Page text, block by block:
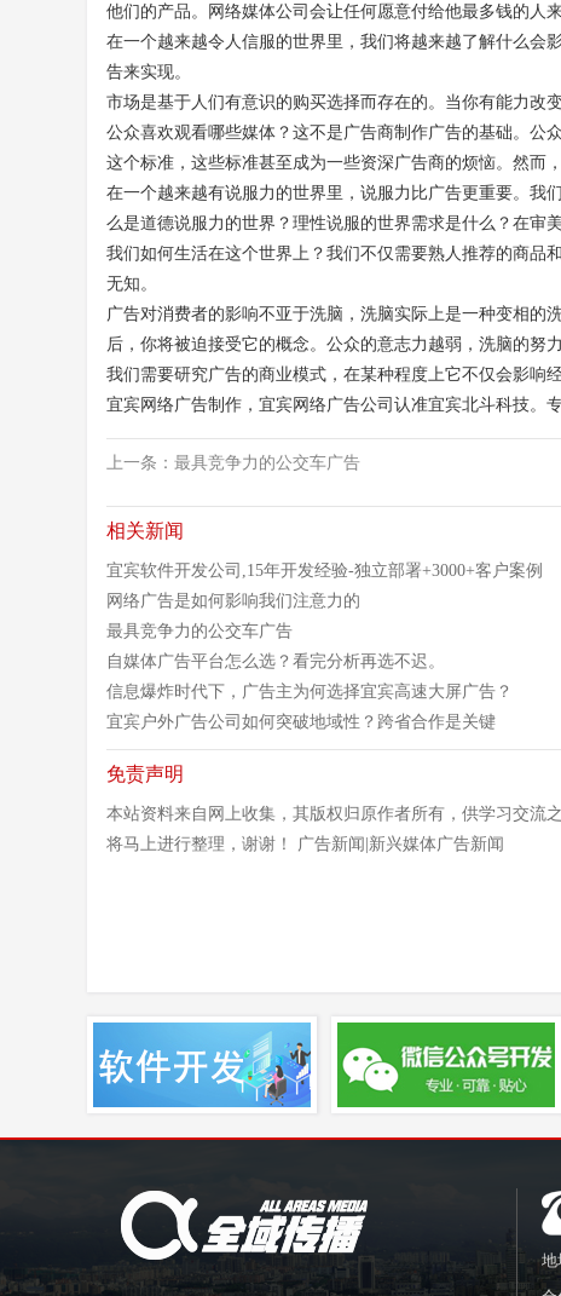
他们的产品。网络媒体公司会让任何愿意付给他最多钱的人
在一个越来越令人信服的世界里，我们将越来越了解什么会
告来实现。
市场是基于人们有意识的购买选择而存在的。当你有能力改
公众喜欢观看哪些媒体？这不是广告商制作广告的基础。公
这个标准，这些标准甚至成为一些资深广告商的烦恼。然而
在一个越来越有说服力的世界里，说服力比广告更重要。我
么是道德说服力的世界？理性说服的世界需求是什么？在审
我们如何生活在这个世界上？我们不仅需要熟人推荐的商品
无知。
广告对消费者的影响不亚于洗脑，洗脑实际上是一种变相的
后，你将被迫接受它的概念。公众的意志力越弱，洗脑的努力
我们需要研究广告的商业模式，在某种程度上它不仅会影响
宜宾网络广告制作，宜宾网络广告公司认准宜宾北斗科技。
上一条： 最具竞争力的公交车广告
相关新闻
宜宾软件开发公司,15年开发经验-独立部署+3000+客户案例
网络广告是如何影响我们注意力的
最具竞争力的公交车广告
自媒体广告平台怎么选？看完分析再选不迟。
信息爆炸时代下，广告主为何选择宜宾高速大屏广告？
宜宾户外广告公司如何突破地域性？跨省合作是关键
免责声明
本站资料来自网上收集，其版权归原作者所有，供学习交流
将马上进行整理，谢谢！ 广告新闻|新兴媒体广告新闻
地